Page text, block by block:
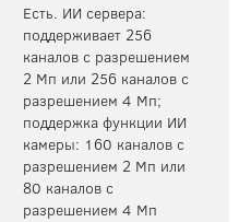
Есть. ИИ сервера:
поддерживает 256
каналов с разрешением
2 Мп или 256 каналов с
разрешением 4 Мп;
поддержка функции ИИ
камеры: 160 каналов с
разрешением 2 Мп или
80 каналов с
разрешением 4 Мп